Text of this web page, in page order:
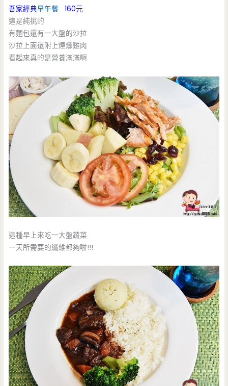
吾家經典早午餐 160元
這是純挑的
有麵包還有一大盤的沙拉
沙拉上面還附上煙燻雞肉
看起來真的是營養滿滿啊
這種早上來吃一大盤蔬菜
一天所需要的纖維都夠啦!!!